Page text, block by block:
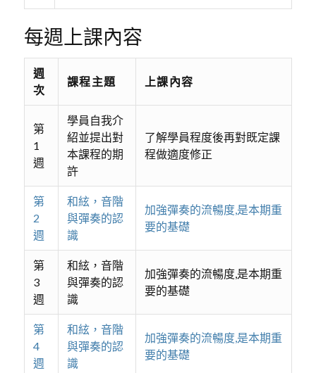
每週上課內容
週
次
課程主題 上課內容
第
1
週
學員自我介
紹並提出對
本課程的期
許
了解學員程度後再對既定課
程做適度修正
第
2
週
和絃，音階
與彈奏的認
識
加強彈奏的流暢度,是本期重
要的基礎
第
3
週
和絃，音階
與彈奏的認
識
加強彈奏的流暢度,是本期重
要的基礎
第
4
週
和絃，音階
與彈奏的認
識
加強彈奏的流暢度,是本期重
要的基礎